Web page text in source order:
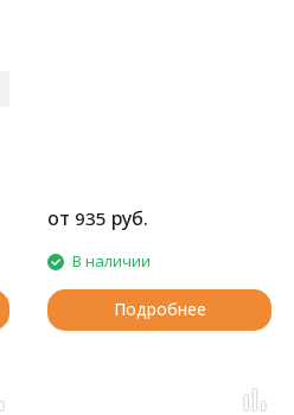
от 935 руб.
В наличии
Подробнее